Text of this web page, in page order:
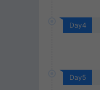
Day4
Day5